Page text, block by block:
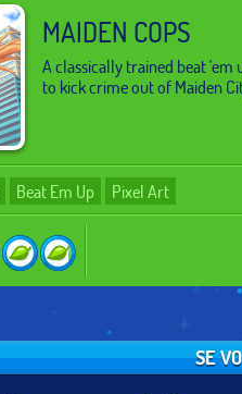
MAIDEN COPS
A classically trained beat
to kick crime out of Maiden
Beat Em Up Pixel Art
SE